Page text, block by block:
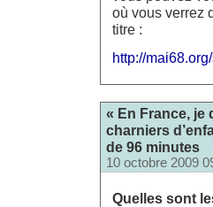
où vous verrez
titre :
http://
« En France, je
charniers
de 96 minutes
10 octobre 2009
Quelles sont